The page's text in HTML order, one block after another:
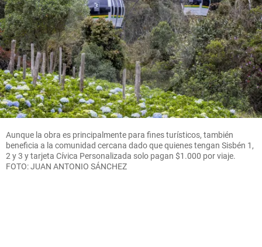
Aunque la obra es principalmente para fines turísticos, también
beneficia a la comunidad cercana dado que quienes tengan Sisbén 1,
2 y 3 y tarjeta Cívica Personalizada solo pagan $1.000 por viaje.
FOTO: JUAN ANTONIO SÁNCHEZ